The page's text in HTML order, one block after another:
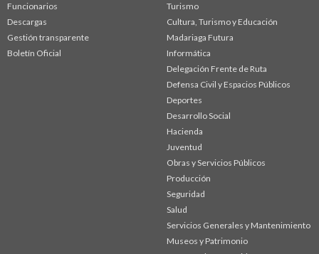
Funcionarios
Descargas
Gestión transparente
Boletín Oficial
Turismo
Cultura, Turismo y Educación
Madariaga Futura
Informática
Delegación Frente de Ruta
Defensa Civil y Espacios Públicos
Deportes
Desarrollo Social
Hacienda
Juventud
Obras y Servicios Públicos
Producción
Seguridad
Salud
Servicios Generales y Mantenimiento
Museos y Patrimonio